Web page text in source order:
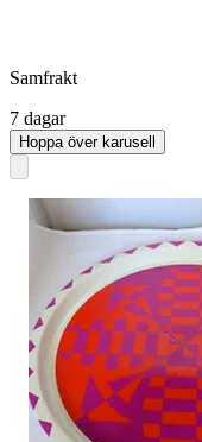
Samfrakt
7 dagar
Hoppa över karusell